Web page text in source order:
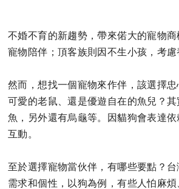
不婚不育的新趨勢，帶來偌大的寵物
寵物陪伴；頂客族則因不生小孩，考
然而，想找一個寵物來作伴，該選擇
可愛的老鼠、還是優遊自在的魚兒？
魚，另外還有烏龜等。因貓狗會表達
互動。
至於選擇寵物當伙伴，有哪些要點？
需求和個性，以狗為例，有些人怕麻